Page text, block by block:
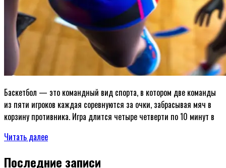
Баскетбол — это командный вид спорта, в котором две команды
из пяти игроков каждая соревнуются за очки, забрасывая мяч в
корзину противника. Игра длится четыре четверти по 10 минут в
Читать далее
Последние записи